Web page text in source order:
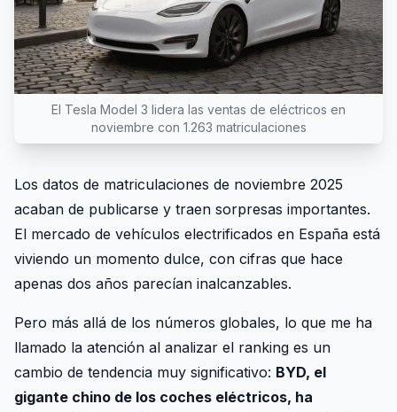
El Tesla Model 3 lidera las ventas de eléctricos en
noviembre con 1.263 matriculaciones
Los datos de matriculaciones de noviembre 2025
acaban de publicarse y traen sorpresas importantes.
El mercado de vehículos electrificados en España está
viviendo un momento dulce, con cifras que hace
apenas dos años parecían inalcanzables.
Pero más allá de los números globales, lo que me ha
llamado la atención al analizar el ranking es un
cambio de tendencia muy significativo: BYD, el
gigante chino de los coches eléctricos, ha